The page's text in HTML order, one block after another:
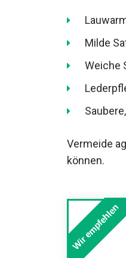
Milde
Weiche
Vermeide
können.
Wir empfehlen